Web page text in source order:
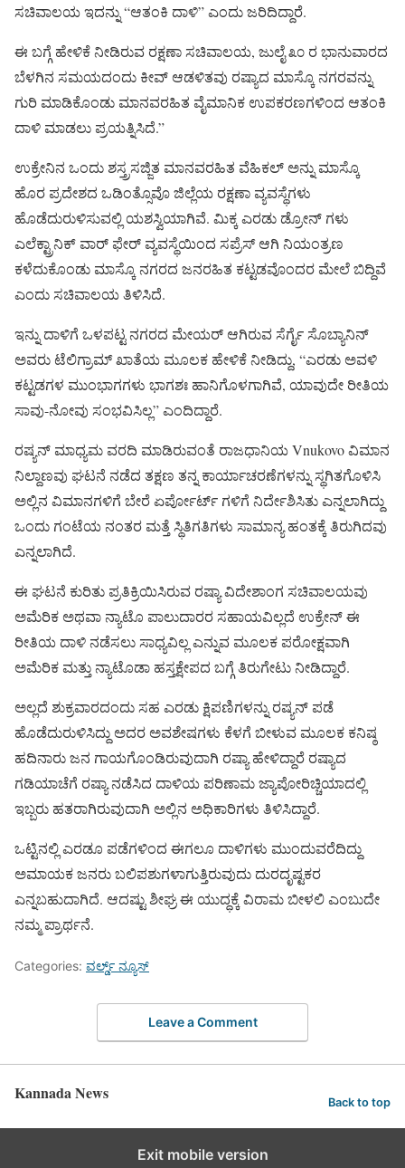
ಸಚಿವಾಲಯ ಇದನ್ನು “ಆತಂಕಿ ದಾಳಿ” ಎಂದು ಜರಿದಿದ್ದಾರೆ.
ಈ ಬಗ್ಗೆ ಹೇಳಿಕೆ ನೀಡಿರುವ ರಕ್ಷಣಾ ಸಚಿವಾಲಯ, ಜುಲೈ ೩೦ ರ ಭಾನುವಾರದ
ಬೆಳಗಿನ ಸಮಯದಂದು ಕೀವ್ ಆಡಳಿತವು ರಷ್ಯಾದ ಮಾಸ್ಕೊ ನಗರವನ್ನು
ಗುರಿ ಮಾಡಿಕೊಂಡು ಮಾನವರಹಿತ ವೈಮಾನಿಕ ಉಪಕರಣಗಳಿಂದ ಆತಂಕಿ
ದಾಳಿ ಮಾಡಲು ಪ್ರಯತ್ನಿಸಿದೆ.”
ಉಕ್ರೇನಿನ ಒಂದು ಶಸ್ತ್ರಸಜ್ಜಿತ ಮಾನವರಹಿತ ವೆಹಿಕಲ್ ಅನ್ನು ಮಾಸ್ಕೊ
ಹೊರ ಪ್ರದೇಶದ ಒಡಿಂತ್ಸೊವೊ ಜಿಲ್ಲೆಯ ರಕ್ಷಣಾ ವ್ಯವಸ್ಥೆಗಳು
ಹೊಡೆದುರುಳಿಸುವಲ್ಲಿ ಯಶಸ್ವಿಯಾಗಿವೆ. ಮಿಕ್ಕ ಎರಡು ಡ್ರೋನ್ ಗಳು
ಎಲೆಕ್ಟ್ರಾನಿಕ್ ವಾರ್ ಫೇರ್ ವ್ಯವಸ್ಥೆಯಿಂದ ಸಪ್ರೆಸ್ ಆಗಿ ನಿಯಂತ್ರಣ
ಕಳೆದುಕೊಂಡು ಮಾಸ್ಕೊ ನಗರದ ಜನರಹಿತ ಕಟ್ಟಡವೊಂದರ ಮೇಲೆ ಬಿದ್ದಿವೆ
ಎಂದು ಸಚಿವಾಲಯ ತಿಳಿಸಿದೆ.
ಇನ್ನು ದಾಳಿಗೆ ಒಳಪಟ್ಟ ನಗರದ ಮೇಯರ್ ಆಗಿರುವ ಸೆರ್ಗೈ ಸೊಬ್ಯಾನಿನ್
ಅವರು ಟೆಲಿಗ್ರಾಮ್ ಖಾತೆಯ ಮೂಲಕ ಹೇಳಿಕೆ ನೀಡಿದ್ದು, “ಎರಡು ಅವಳಿ
ಕಟ್ಟಡಗಳ ಮುಂಭಾಗಗಳು ಭಾಗಶಃ ಹಾನಿಗೊಳಗಾಗಿವೆ, ಯಾವುದೇ ರೀತಿಯ
ಸಾವು-ನೋವು ಸಂಭವಿಸಿಲ್ಲ” ಎಂದಿದ್ದಾರೆ.
ರಷ್ಯನ್ ಮಾಧ್ಯಮ ವರದಿ ಮಾಡಿರುವಂತೆ ರಾಜಧಾನಿಯ Vnukovo ವಿಮಾನ
ನಿಲ್ದಾಣವು ಘಟನೆ ನಡೆದ ತಕ್ಷಣ ತನ್ನ ಕಾರ್ಯಾಚರಣೆಗಳನ್ನು ಸ್ಥಗಿತಗೊಳಿಸಿ
ಅಲ್ಲಿನ ವಿಮಾನಗಳಿಗೆ ಬೇರೆ ಏರ್ಪೋರ್ಟ್ ಗಳಿಗೆ ನಿರ್ದೇಶಿಸಿತು ಎನ್ನಲಾಗಿದ್ದು
ಒಂದು ಗಂಟೆಯ ನಂತರ ಮತ್ತೆ ಸ್ಥಿತಿಗತಿಗಳು ಸಾಮಾನ್ಯ ಹಂತಕ್ಕೆ ತಿರುಗಿದವು
ಎನ್ನಲಾಗಿದೆ.
ಈ ಘಟನೆ ಕುರಿತು ಪ್ರತಿಕ್ರಿಯಿಸಿರುವ ರಷ್ಯಾ ವಿದೇಶಾಂಗ ಸಚಿವಾಲಯವು
ಅಮೆರಿಕ ಅಥವಾ ನ್ಯಾಟೊ ಪಾಲುದಾರರ ಸಹಾಯವಿಲ್ಲದೆ ಉಕ್ರೇನ್ ಈ
ರೀತಿಯ ದಾಳಿ ನಡೆಸಲು ಸಾಧ್ಯವಿಲ್ಲ ಎನ್ನುವ ಮೂಲಕ ಪರೋಕ್ಷವಾಗಿ
ಅಮೆರಿಕ ಮತ್ತು ನ್ಯಾಟೊಡಾ ಹಸ್ತಕ್ಷೇಪದ ಬಗ್ಗೆ ತಿರುಗೇಟು ನೀಡಿದ್ದಾರೆ.
ಅಲ್ಲದೆ ಶುಕ್ರವಾರದಂದು ಸಹ ಎರಡು ಕ್ಷಿಪಣಿಗಳನ್ನು ರಷ್ಯನ್ ಪಡೆ
ಹೊಡೆದುರುಳಿಸಿದ್ದು ಅದರ ಅವಶೇಷಗಳು ಕೆಳಗೆ ಬೀಳುವ ಮೂಲಕ ಕನಿಷ್ಠ
ಹದಿನಾರು ಜನ ಗಾಯಗೊಂಡಿರುವುದಾಗಿ ರಷ್ಯಾ ಹೇಳಿದ್ದಾರೆ ರಷ್ಯಾದ
ಗಡಿಯಾಚೆಗೆ ರಷ್ಯಾ ನಡೆಸಿದ ದಾಳಿಯ ಪರಿಣಾಮ ಜ್ಯಾಪೋರಿಚ್ಚಿಯಾದಲ್ಲಿ
ಇಬ್ಬರು ಹತರಾಗಿರುವುದಾಗಿ ಅಲ್ಲಿನ ಅಧಿಕಾರಿಗಳು ತಿಳಿಸಿದ್ದಾರೆ.
ಒಟ್ಟಿನಲ್ಲಿ ಎರಡೂ ಪಡೆಗಳಿಂದ ಈಗಲೂ ದಾಳಿಗಳು ಮುಂದುವರೆದಿದ್ದು
ಅಮಾಯಕ ಜನರು ಬಲಿಪಶುಗಳಾಗುತ್ತಿರುವುದು ದುರದೃಷ್ಟಕರ
ಎನ್ನಬಹುದಾಗಿದೆ. ಆದಷ್ಟು ಶೀಘ್ರ ಈ ಯುದ್ಧಕ್ಕೆ ವಿರಾಮ ಬೀಳಲಿ ಎಂಬುದೇ
ನಮ್ಮ ಪ್ರಾರ್ಥನೆ.
Categories: ವರ್ಲ್ಡ್ ನ್ಯೂಸ್
Leave a Comment
Kannada News Back to top
Exit mobile version